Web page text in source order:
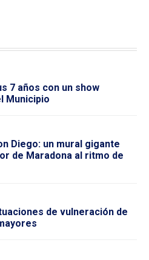
7 años con un show
Municipio
Diego: un mural gigante
de Maradona al ritmo de
de vulneración de